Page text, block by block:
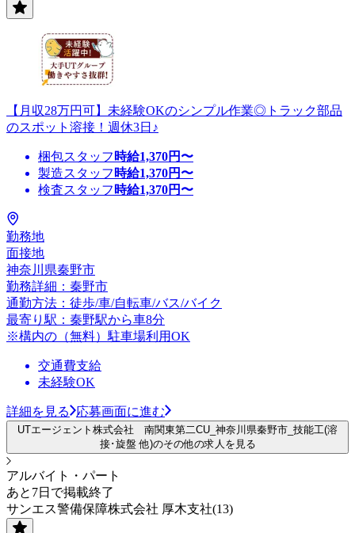
【月収28万円可】未経験OKのシンプル作業◎トラック部品
のスポット溶接！週休3日♪
梱包スタッフ 時給1,370円〜
製造スタッフ 時給1,370円〜
検査スタッフ 時給1,370円〜
勤務地
面接地
神奈川県秦野市
勤務詳細：秦野市
通勤方法：徒歩/車/自転車/バス/バイク
最寄り駅：秦野駅から車8分
※構内の（無料）駐車場利用OK
交通費支給
未経験OK
詳細を見る 応募画面に進む
UTエージェント株式会社 南関東第二CU_神奈川県秦野市_技能工(溶
接･旋盤 他)のその他の求人を見る
アルバイト・パート
あと7日で掲載終了
サンエス警備保障株式会社 厚木支社(13)